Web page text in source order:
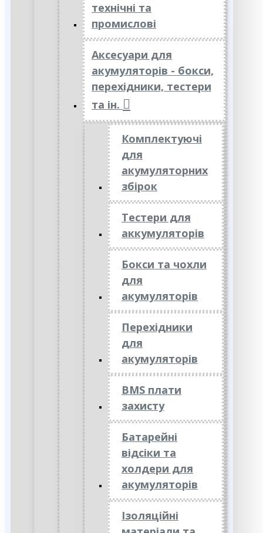
технічні та
промислові
Аксесуари для
акумуляторів - бокси,
перехідники, тестери
та ін.
Комплектуючі
для
акумуляторних
збірок
Тестери для
аккумуляторів
Бокси та чохли
для
акумуляторів
Перехідники
для
акумуляторів
BMS плати
захисту
Батарейні
відсіки та
холдери для
акумуляторів
Ізоляційні